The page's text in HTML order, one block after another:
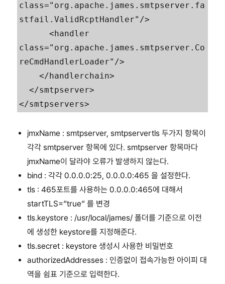
class="org.apache.james.smtpserver.fa
stfail.ValidRcptHandler"/>
      <handler
class="org.apache.james.smtpserver.Co
reCmdHandlerLoader"/>
    </handlerchain>
  </smtpserver>
</smtpservers>
jmxName : smtpserver, smtpservertls 두가지 항목이
각각 smtpserver 항목에 있다. smtpserver 항목마다
jmxName이 달라야 오류가 발생하지 않는다.
bind : 각각 0.0.0.0:25, 0.0.0.0:465 을 설정한다.
tls : 465포트를 사용하는 0.0.0.0:465에 대해서
startTLS=”true” 를 변경
tls.keystore : /usr/local/james/ 폴더를 기준으로 이전
에 생성한 keystore를 지정해준다.
tls.secret : keystore 생성시 사용한 비밀번호
authorizedAddresses : 인증없이 접속가능한 아이피 대
역을 쉼표 기준으로 입력한다.